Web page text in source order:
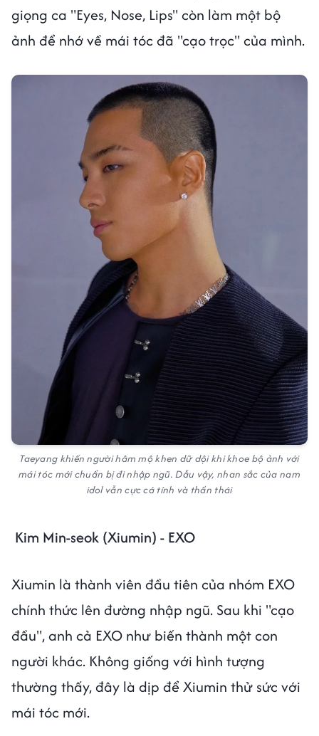
giọng ca "Eyes, Nose, Lips" còn làm một bộ
ảnh để nhớ về mái tóc đã "cạo trọc" của mình.
Taeyang khiến người hâm mộ khen dữ dội khi khoe bộ ảnh với
mái tóc mới chuẩn bị đi nhập ngũ. Dẫu vậy, nhan sắc của nam
idol vẫn cực cá tính và thần thái
Kim Min-seok (Xiumin) - EXO
Xiumin là thành viên đầu tiên của nhóm EXO
chính thức lên đường nhập ngũ. Sau khi "cạo
đầu", anh cả EXO như biến thành một con
người khác. Không giống với hình tượng
thường thấy, đây là dịp để Xiumin thử sức với
mái tóc mới.